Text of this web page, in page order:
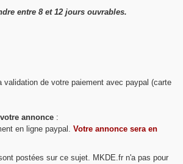
entre 8 et 12 jours ouvrables.
de votre paiement avec paypal (carte
annonce :
en ligne paypal. Votre annonce sera en
postées sur ce sujet. MKDE.fr n'a pas pour